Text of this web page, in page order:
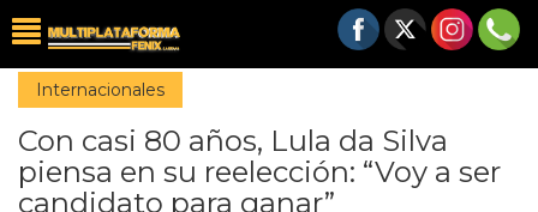
Internacionales
Con casi 80 años, Lula da Silva
piensa en su reelección: “Voy a ser
candidato para ganar”